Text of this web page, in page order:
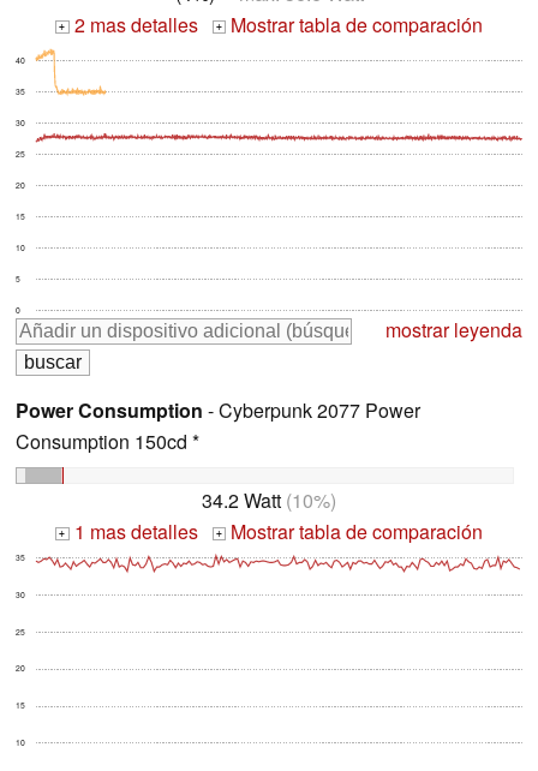
+ 2 mas detalles + Mostrar tabla de comparación
0
5
10
15
20
25
30
35
40
mostrar leyenda
Power Consumption - Cyberpunk 2077 Power
Consumption 150cd *
34.2 Watt (10%)
+ 1 mas detalles + Mostrar tabla de comparación
10
15
20
25
30
35